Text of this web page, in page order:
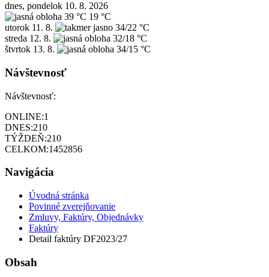
dnes, pondelok 10. 8. 2026
39 °C 19 °C
utorok 11. 8.
34/22 °C
streda 12. 8.
32/18 °C
štvrtok 13. 8. 34/15 °C
Návštevnosť
Návštevnosť:
ONLINE:1
DNES:210
TÝŽDEŇ:210
CELKOM:1452856
Navigácia
Úvodná stránka
Povinné zverejňovanie
Zmluvy, Faktúry, Objednávky
Faktúry
Detail faktúry DF2023/27
Obsah